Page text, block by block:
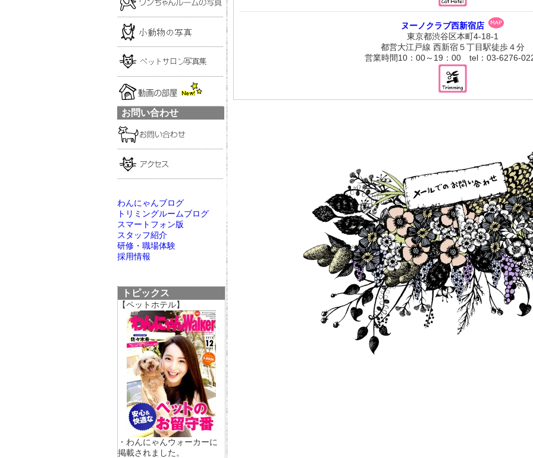
お問い合わせ
わんにゃんブログ
トリミングルームブログ
スマートフォン版
スタッフ紹介
研修・職場体験
採用情報
トピックス
【ペットホテル】
・わんにゃんウォーカーに
掲載されました。
ヌーノクラブ西新宿店
東京都渋谷区本町4-18-1
都営大江戸線 西新宿５丁目駅徒歩４分
営業時間10：00～19：00 tel：03-6276-